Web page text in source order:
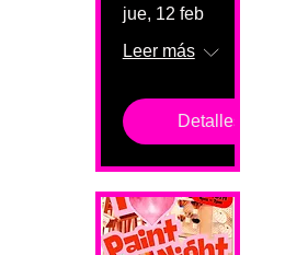
jue, 12 feb
Leer más
Detalles